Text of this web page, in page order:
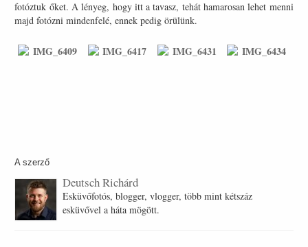
fotóztuk őket. A lényeg, hogy itt a tavasz, tehát hamarosan lehet menni
majd fotózni mindenfelé, ennek pedig örülünk.
A szerző
Deutsch Richárd
Esküvőfotós, blogger, vlogger, több mint kétszáz
esküvővel a háta mögött.